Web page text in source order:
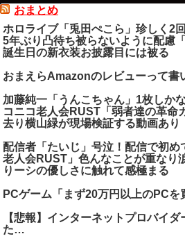
おまとめ
ホロライブ「兎田ぺこら」珍しく2
5年ぶり凸待ち被らないように配慮
誕生日の新衣装お披露目には被る
おまえらAmazonのレビューって書
加藤純一「うんこちゃん」1枚しか
コニコ老人会RUST「弱者達の革命
去り横山緑が現場検証する動画あり
配信者「たいじ」号泣！配信で初め
老人会RUST」色んなことが重なり
りーシの優しさに触れて感極まる
PCゲーム「まず20万円以上のPC
【悲報】インターネットプロバイ
た…